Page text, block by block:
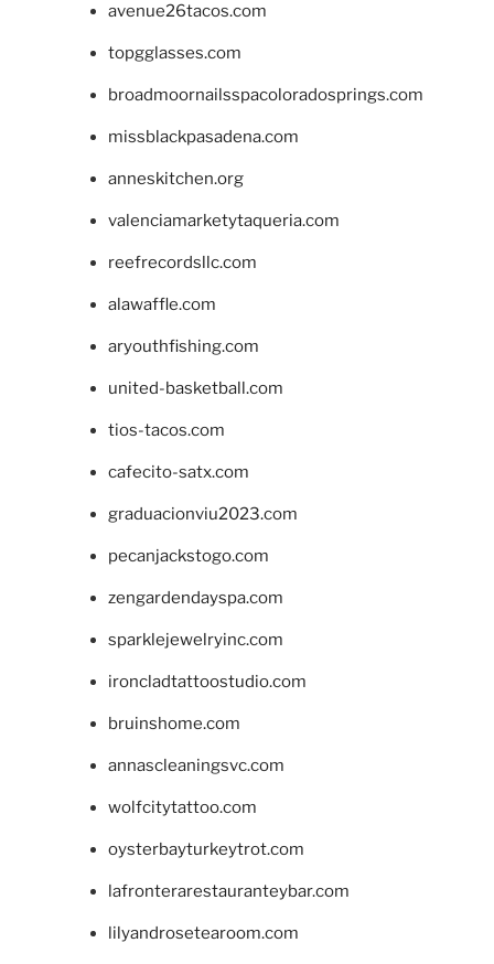
avenue26tacos.com
topgglasses.com
broadmoornailsspacoloradosprings.com
missblackpasadena.com
anneskitchen.org
valenciamarketytaqueria.com
reefrecordsllc.com
alawaffle.com
aryouthfishing.com
united-basketball.com
tios-tacos.com
cafecito-satx.com
graduacionviu2023.com
pecanjackstogo.com
zengardendayspa.com
sparklejewelryinc.com
ironcladtattoostudio.com
bruinshome.com
annascleaningsvc.com
wolfcitytattoo.com
oysterbayturkeytrot.com
lafronterarestauranteybar.com
lilyandrosetearoom.com